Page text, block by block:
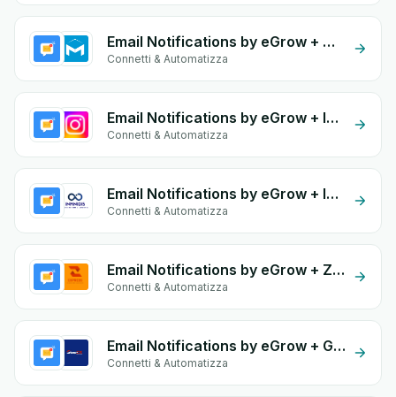
Email Notifications by eGrow + Maystro
Connetti & Automatizza
Email Notifications by eGrow + Instagram Comment
Connetti & Automatizza
Email Notifications by eGrow + Infinidis
Connetti & Automatizza
Email Notifications by eGrow + Zakrix Express
Connetti & Automatizza
Email Notifications by eGrow + Guepex Delivery
Connetti & Automatizza